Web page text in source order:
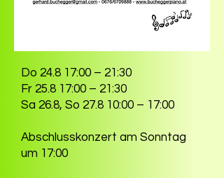
Do 24.8 17:00 – 21:30
Fr 25.8 17:00 – 21:30
Sa 26.8, So 27.8 10:00 – 17:00
Abschlusskonzert am Sonntag
um 17:00